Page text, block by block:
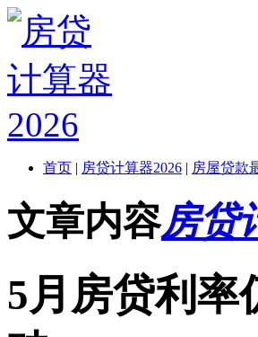
首页 | 房贷计算器2026 | 房屋贷款
文章内容房贷
5月房贷利率